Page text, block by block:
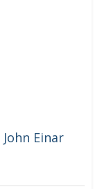
John Einar